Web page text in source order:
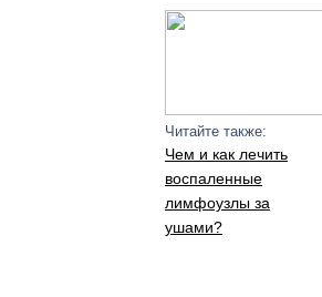
Читайте также:
Чем и как лечить
воспаленные
лимфоузлы за
ушами?